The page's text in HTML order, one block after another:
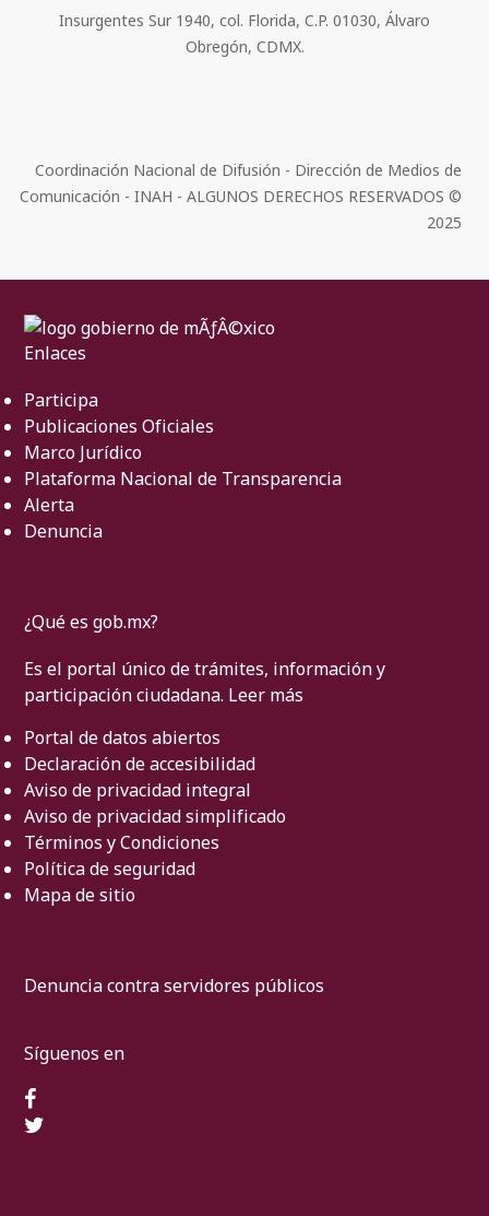
Insurgentes Sur 1940, col. Florida, C.P. 01030, Álvaro
Obregón, CDMX.
Coordinación Nacional de Difusión - Dirección de Medios de
Comunicación - INAH - ALGUNOS DERECHOS RESERVADOS ©
2025
Enlaces
Participa
Publicaciones Oficiales
Marco Jurídico
Plataforma Nacional de Transparencia
Alerta
Denuncia
¿Qué es gob.mx?
Es el portal único de trámites, información y
participación ciudadana. Leer más
Portal de datos abiertos
Declaración de accesibilidad
Aviso de privacidad integral
Aviso de privacidad simplificado
Términos y Condiciones
Política de seguridad
Mapa de sitio
Denuncia contra servidores públicos
Síguenos en